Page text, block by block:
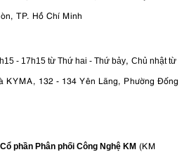
màn hình giúp bạn dễ dàng điều chỉnh
lấy nét mà không cần rời mắt khỏi đối
TP. Hồ Chí Minh
- 17h15 từ Thứ hai - Thứ bảy, Chủ nhật từ
KYMA, 132 - 134 Yên Lãng, Phường Đống
phần Phân phối Công Nghệ KM (KM